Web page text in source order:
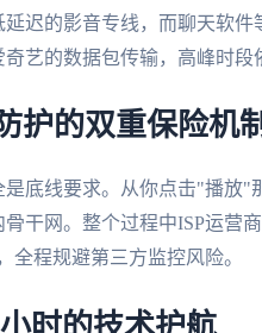
延迟的影音专线，而聊天软
奇艺的数据包传输，高峰时段
护的双重保险机
是底线要求。从你点击"播放"
骨干网。整个过程中ISP运营
全程规避第三方监控风险。
时的技术护航